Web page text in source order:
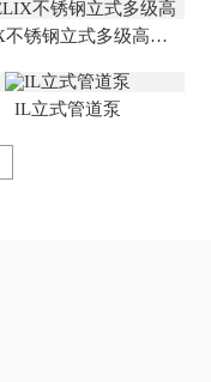
HELIX不锈钢立式多级高效离心泵
IL立式管道泵